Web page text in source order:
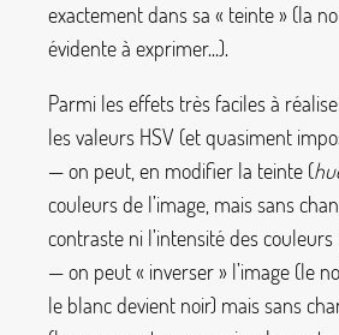
exactement dans sa « teinte» (la
évidente à exprimer...).
Parmi les effets très faciles à
les valeurs HSV (et quasiment
— on peut, en modifier la teinte (
couleurs de l’image, mais sans
contraste ni l’intensité des couleurs
— on peut « inverser» l’image (le
le blanc devient noir) mais sans